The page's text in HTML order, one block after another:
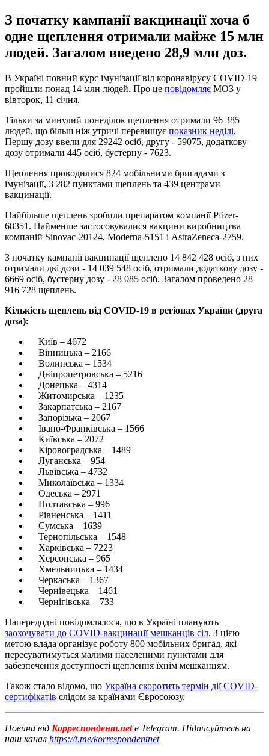
З початку кампанії вакцинації хоча б
одне щеплення отримали майже 15 млн
людей. Загалом введено 28,9 млн доз.
В Україні повний курс імунізації від коронавірусу COVID-19
пройшли понад 14 млн людей. Про це повідомляє МОЗ у
вівторок, 11 січня.
Тільки за минулий понеділок щеплення отримали 96 385
людей, що більш ніж утричі перевищує показник неділі.
Першу дозу ввели для 29242 осіб, другу - 59075, додаткову
дозу отримали 445 осіб, бустерну - 7623.
Щеплення проводилися 824 мобільними бригадами з
імунізації, 3 282 пунктами щеплень та 439 центрами
вакцинації.
Найбільше щеплень зробили препаратом компанії Pfizer-
68351. Найменше застосовувалися вакцини виробництва
компаній Sinovac-20124, Moderna-5151 і AstraZeneca-2759.
З початку кампанії вакцинації щеплено 14 842 428 осіб, з них
отримали дві дози - 14 039 548 осіб, отримали додаткову дозу -
6669 осіб, бустерну дозу - 28 085 осіб. Загалом проведено 28
916 728 щеплень.
Кількість щеплень від COVID-19 в регіонах України (друга
доза):
Київ – 4672
Вінницька – 2166
Волинська – 1534
Дніпропетровська – 5216
Донецька – 4314
Житомирська – 1235
Закарпатська – 2167
Запорізька – 2067
Івано-Франківська – 1566
Київська – 2072
Кіровоградська – 1489
Луганська – 954
Львівська – 4732
Миколаївська – 1334
Одеська – 2971
Полтавська – 996
Рівненська – 1411
Сумська – 1639
Тернопільська – 1548
Харківська – 7223
Херсонська – 965
Хмельницька – 1434
Черкаська – 1367
Чернівецька – 1461
Чернігівська – 733
Напередодні повідомлялося, що в Україні планують
заохочувати до COVID-вакцинації мешканців сіл. З цією
метою влада організує роботу 800 мобільних бригад, які
пересуватимуться малими населеними пунктами для
забезпечення доступності щеплення їхнім мешканцям.
Також стало відомо, що Україна скоротить термін дії COVID-
сертифікатів слідом за країнами Євросоюзу.
Новини від Корреспондент.netв Telegram. Підписуйтесь на
наш канал https://t.me/korrespondentnet